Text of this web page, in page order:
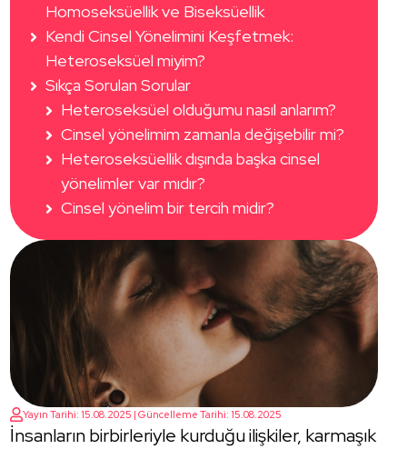
Yayın Tarihi: 15.08.2025 | Güncelleme Tarihi: 15.08.2025
İnsanların birbirleriyle kurduğu ilişkiler, karmaşık
Homoseksüellik ve Biseksüellik
Kendi Cinsel Yönelimini Keşfetmek:
Heteroseksüel miyim?
Sıkça Sorulan Sorular
Heteroseksüel olduğumu nasıl anlarım?
Cinsel yönelimim zamanla değişebilir mi?
Heteroseksüellik dışında başka cinsel
yönelimler var mıdır?
Cinsel yönelim bir tercih midir?